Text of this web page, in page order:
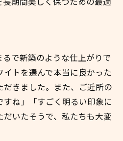
で新築のような仕上がりで
トを選んで本当に良かった
きました。また、ご近所の
ね」「すごく明るい印象に
いたそうで、私たちも大変